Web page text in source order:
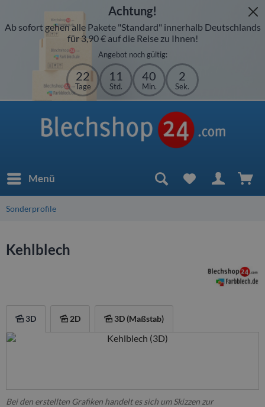
Achtung!
Ab sofort gehen alle Pakete "Standard" innerhalb Deutschlands
für 3,90 € auf die Reise zu Ihnen!
Angebot noch gültig:
22
Tage
11
Std.
40
Min.
2
Sek.
Menü
Sonderprofile
Kehlblech
3D 2D 3D (Maßstab)
Bei den erstellten Grafiken handelt es sich um Skizzen zur